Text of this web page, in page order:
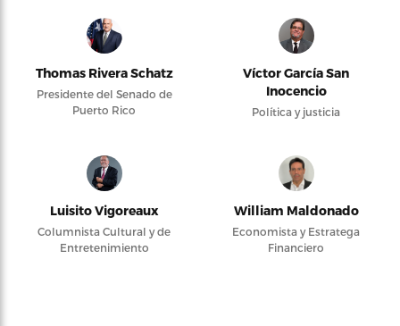
Thomas Rivera Schatz
Presidente del Senado de
Puerto Rico
Víctor García San
Inocencio
Política y justicia
Luisito Vigoreaux
Columnista Cultural y de
Entretenimiento
William Maldonado
Economista y Estratega
Financiero